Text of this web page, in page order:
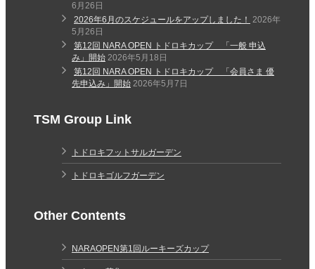
6月26日
2026年6月のスケジュールをアップしました！ 2026年
5月26日
第12回 NARA OPEN トドロキカップ 「一般 申込
み」開始 2026年5月18日
第12回 NARA OPEN トドロキカップ 「会員さま 優
先申込み」開始 2026年5月7日
TSM Group Link
トドロキフットサルガーデン
トドロキゴルフガーデン
Other Contents
NARAOPEN第1回ルーキーズカップ